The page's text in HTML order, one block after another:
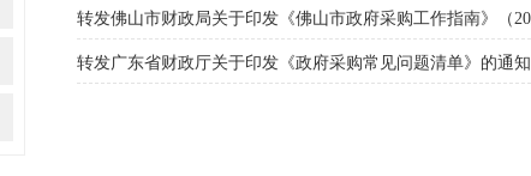
转发广东省财政厅关于印发《政府采购常见问题清单》的通知